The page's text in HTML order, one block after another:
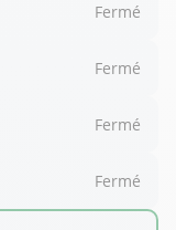
Fermé
Fermé
Fermé
Fermé